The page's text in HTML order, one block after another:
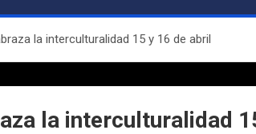
la interculturalidad 15 y 16 de abril
la interculturalidad